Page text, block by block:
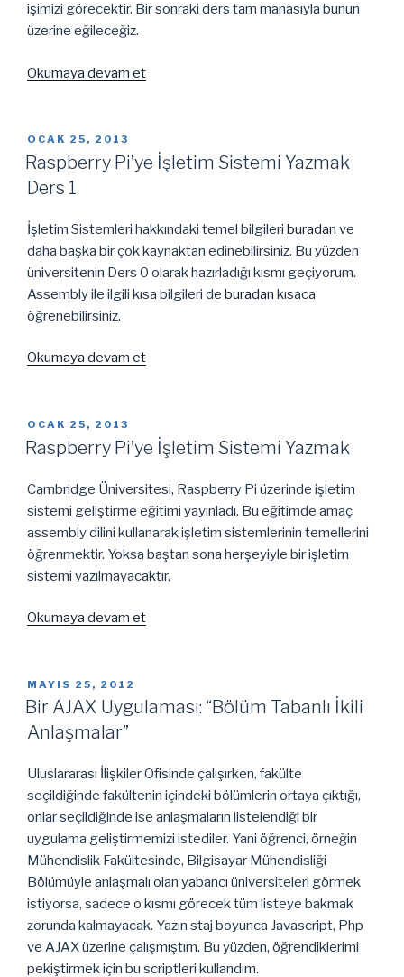
işimizi görecektir. Bir sonraki ders tam manasıyla bunun
üzerine eğileceğiz.
Okumaya devam et“Raspberry
Yazmak
YAYIM
TARIHI
OCAK 25, 2013
Raspberry Pi’ye İşletim Sistemi Yazmak
Ders 1
İşletim Sistemleri hakkındaki temel bilgileri buradan ve
daha başka bir çok kaynaktan edinebilirsiniz. Bu yüzden
üniversitenin Ders 0 olarak hazırladığı kısmı geçiyorum.
Assembly ile ilgili kısa bilgileri de buradan kısaca
öğrenebilirsiniz.
Okumaya devam et“Raspberry
Yazmak
1”
YAYIM
TARIHI
OCAK 25, 2013
Raspberry Pi’ye İşletim Sistemi Yazmak
Cambridge Üniversitesi, Raspberry Pi üzerinde işletim
sistemi geliştirme eğitimi yayınladı. Bu eğitimde amaç
assembly dilini kullanarak işletim sistemlerinin temellerini
öğrenmektir. Yoksa baştan sona herşeyiyle bir işletim
sistemi yazılmayacaktır.
Okumaya devam et“Raspberry
Yazmak”
YAYIM
TARIHI
MAYIS 25, 2012
Bir AJAX Uygulaması: “Bölüm Tabanlı İkili
Anlaşmalar”
Uluslararası İlişkiler Ofisinde çalışırken, fakülte
seçildiğinde fakültenin içindeki bölümlerin ortaya çıktığı,
onlar seçildiğinde ise anlaşmaların listelendiği bir
uygulama geliştirmemizi istediler. Yani öğrenci, örneğin
Mühendislik Fakültesinde, Bilgisayar Mühendisliği
Bölümüyle anlaşmalı olan yabancı üniversiteleri görmek
istiyorsa, sadece o kısmı görecek tüm listeye bakmak
zorunda kalmayacak. Yazın staj boyunca Javascript, Php
ve AJAX üzerine çalışmıştım. Bu yüzden, öğrendiklerimi
pekiştirmek için bu scriptleri kullandım.